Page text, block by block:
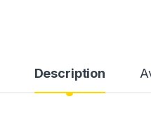
Description